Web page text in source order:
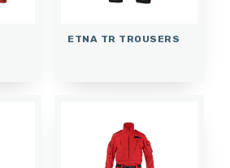
ETNA TR TROUSERS